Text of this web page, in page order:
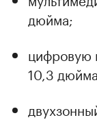
дюйма;
цифровую
10,3